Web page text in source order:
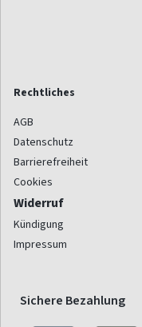
Rechtliches
AGB
Datenschutz
Barrierefreiheit
Cookies
Widerruf
Kündigung
Impressum
Sichere Bezahlung